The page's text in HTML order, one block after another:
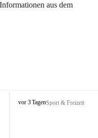
aus dem
S
vor 3 TagenSport & Freizeit